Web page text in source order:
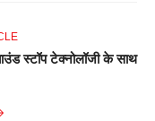
स्टॉप टेक्नोलॉजी के साथ